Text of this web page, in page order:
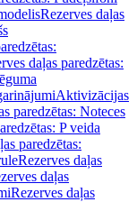
Rezerves daļas
daļas paredzētas:
Aktivizācijas
paredzētas: Noteces
P veida
paredzētas:
Rezerves daļas
daļas
Rezerves daļas